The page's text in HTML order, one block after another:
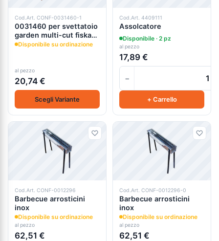
Cod.Art. CONF-0031460-1
0031460 per svettatoio
garden multi-cut fiskars
up 84
Disponibile su ordinazione
al pezzo
20,74 €
Scegli Variante
Cod.Art. 4409111
Assolcatore
Disponibile · 2 pz
al pezzo
17,89 €
−
+ Carrello
Cod.Art. CONF-0012296
Barbecue arrosticini
inox
Disponibile su ordinazione
al pezzo
62,51 €
Cod.Art. CONF-0012296-0
Barbecue arrosticini
inox
Disponibile su ordinazione
al pezzo
62,51 €